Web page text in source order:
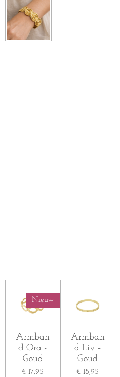
Nieuw
Armban
d Ora -
Goud
€ 17,95
Armban
d Liv -
Goud
€ 18,95